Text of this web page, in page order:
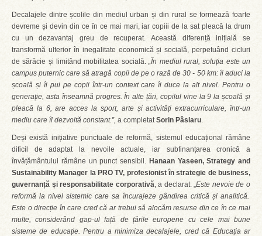
Decalajele dintre școlile din mediul urban și din rural se formează foarte
devreme și devin din ce în ce mai mari, iar copiii de la sat pleacă la drum
cu un dezavantaj greu de recuperat. Această diferență inițială se
transformă ulterior în inegalitate economică și socială, perpetuând cicluri
de sărăcie și limitând mobilitatea socială.„În mediul rural, soluția este un
campus puternic care să atragă copii de pe o rază de 30 - 50 km: îi aduci la
școală și îi pui pe copii într-un context care îi duce la alt nivel. Pentru o
generație, asta înseamnă progres. În alte țări, copilul vine la 9 la școală și
pleacă la 6, are acces la sport, arte și activități extracurriculare, într-un
mediu care îl dezvoltă constant.”, a completatSorin Pâslaru.
Deși există inițiative punctuale de reformă, sistemul educațional rămâne
dificil de adaptat la nevoile actuale, iar subfinanțarea cronică a
învățământului rămâne un punct sensibil. Hanaan Yaseen,Strategy and
Sustainability Manager la PRO TV, profesionist în strategie de business,
guvernanță și responsabilitate corporativă, a declarat: „Este nevoie de o
reformă la nivel sistemic care sa încurajeze gândirea critică și analitică.
Este o direcție în care cred că ar trebui să alocăm resurse din ce în ce mai
multe, considerând gap-ul față de țările europene cu cele mai bune
sisteme de educație. Pentru a minimiza decalajele, cred că Educația ar